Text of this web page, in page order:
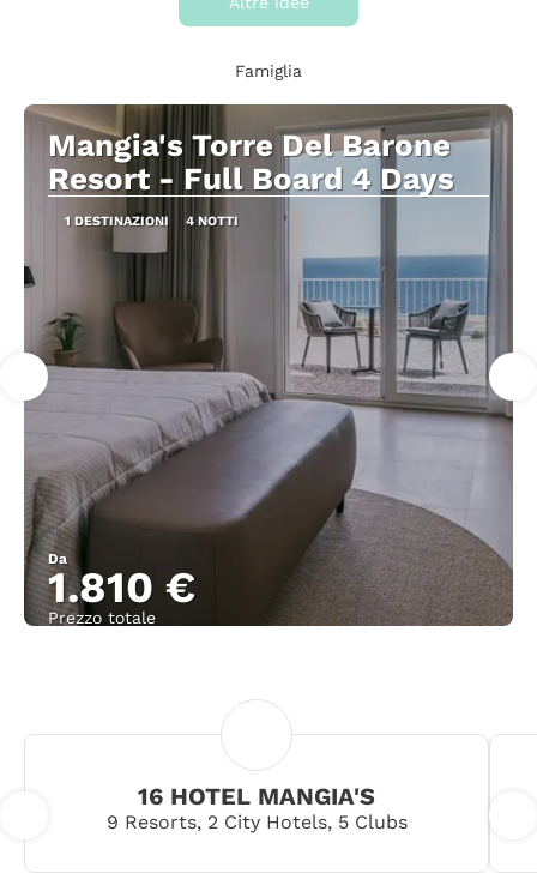
Famiglia
Mangia's Torre Del Barone
Resort - Full Board 4 Days
1 DESTINAZIONI 4 NOTTI
Da
1.810 €
Prezzo totale
16 HOTEL MANGIA'S
9 Resorts, 2 City Hotels, 5 Clubs